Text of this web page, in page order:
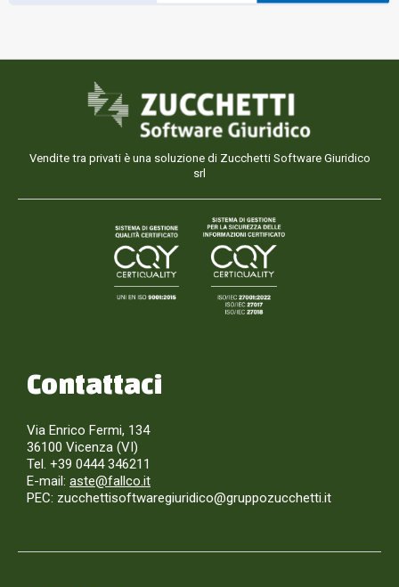
Vendite tra privati è una soluzione di Zucchetti Software Giuridico
srl
Contattaci
Via Enrico Fermi, 134
36100 Vicenza (VI)
Tel. +39 0444 346211
E-mail: aste@fallco.it
PEC: zucchettisoftwaregiuridico@gruppozucchetti.it